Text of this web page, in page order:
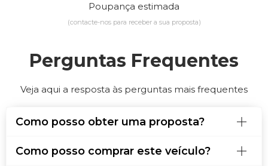
Poupança estimada
(contacte-nos para receber a sua proposta)
Perguntas Frequentes
Veja aqui a resposta às perguntas mais frequentes
Como posso obter uma proposta?
Como posso comprar este veículo?